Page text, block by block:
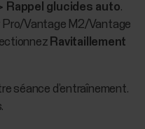
Rappel glucides auto.
Vantage M2/Vantage
Ravitaillement
séance d’entraînement.